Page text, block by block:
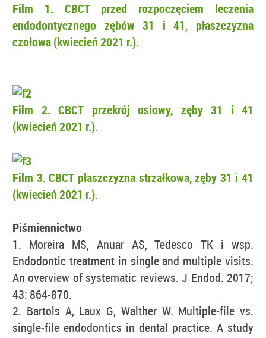
Film 1. CBCT przed rozpoczęciem leczenia
endodontycznego zębów 31 i 41, płaszczyzna
czołowa (kwiecień 2021 r.).
Film 2. CBCT przekrój osiowy, zęby 31 i 41
(kwiecień 2021 r.).
Film 3. CBCT płaszczyzna strzałkowa, zęby 31 i 41
(kwiecień 2021 r.).
Piśmiennictwo
1. Moreira MS, Anuar AS, Tedesco TK i wsp.
Endodontic treatment in single and multiple visits.
An overview of systematic reviews. J Endod. 2017;
43: 864-870.
2. Bartols A, Laux G, Walther W. Multiple-file vs.
single-file endodontics in dental practice. A study